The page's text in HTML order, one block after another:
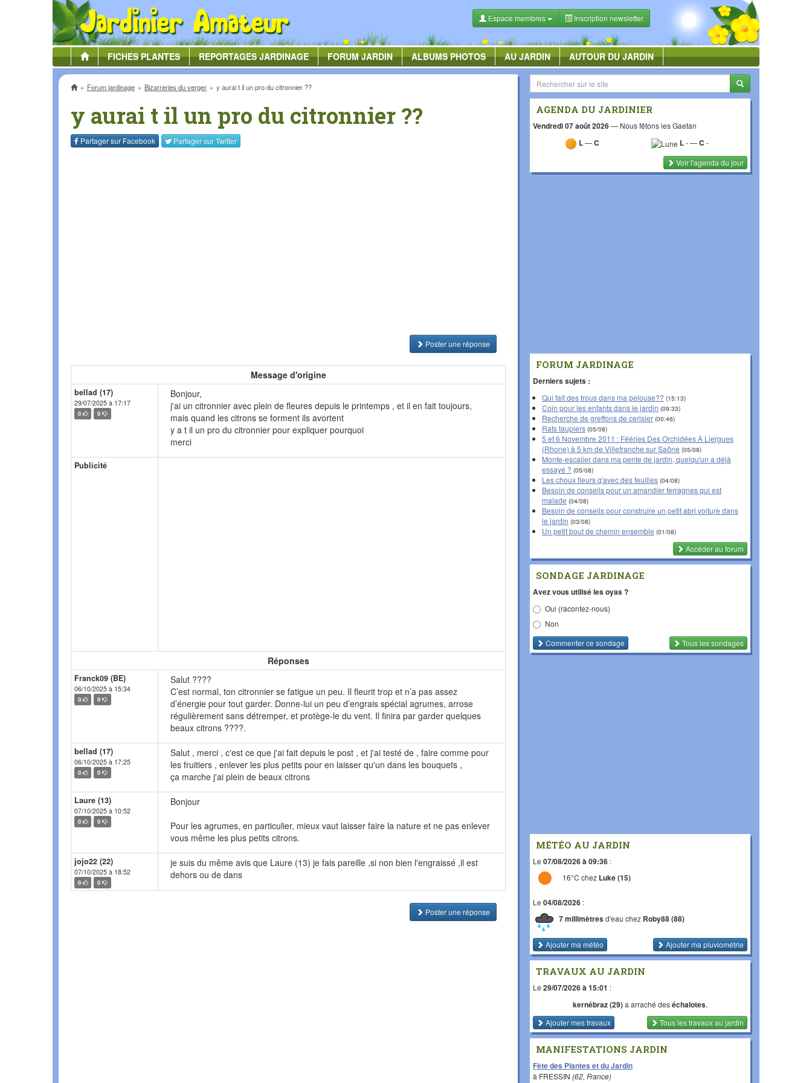
Espace membres Inscription newsletter
FICHESPLANTES REPORTAGESJARDINAGE FORUMJARDIN ALBUMSPHOTOS AU JARDIN AUTOUR DU JARDIN
AccueilForum jardinage Bizarreries du verger y aurai t il un pro du citronnier ??
y aurai t il un pro du citronnier ??
Partager sur Facebook Partager surTwitter
Poster une réponse
Message d'origine
bellad (17)
29/07/2025 à 17:17
0 0
Bonjour,
j'ai un citronnier avec plein de fleures depuis le printemps , et il en fait toujours,
mais quand les citrons se forment ils avortent
y a t il un pro du citronnier pour expliquer pourquoi
merci
Publicité
Réponses
Franck09 (BE)
06/10/2025 à 15:34
0 0
Salut ????
C’est normal, ton citronnier se fatigue un peu. Il fleurit trop et n’a pas assez
d’énergie pour tout garder. Donne-lui un peu d’engrais spécial agrumes, arrose
régulièrement sans détremper, et protège-le du vent. Il finira par garder quelques
beaux citrons ????.
bellad (17)
06/10/2025 à 17:25
0 0
Salut , merci , c'est ce que j'ai fait depuis le post , et j'ai testé de , faire comme pour
les fruitiers , enlever les plus petits pour en laisser qu'un dans les bouquets ,
ça marche j'ai plein de beaux citrons
Laure (13)
07/10/2025 à 10:52
0 0
Bonjour
Pour les agrumes, en particulier, mieux vaut laisser faire la nature et ne pas enlever
vous même les plus petits citrons.
jojo22 (22)
07/10/2025 à 18:52
0 0
je suis du même avis que Laure (13) je fais pareille ,si non bien l'engraissé ,il est
dehors ou de dans
Poster une réponse
AGENDA DU JARDINIER
Vendredi 07 août 2026— Nous fêtons les Gaetan
L—C L-—C-
Voir l'agenda du jour
FORUM JARDINAGE
Derniers sujets :
Qui fait des trous dans ma pelouse?? (15:13)
Coin pour les enfants dans le jardin (09:33)
Recherche de greffons de cerisier (00:46)
Rats taupiers (05/08)
5 et 6 Novembre 2011 : Fééries Des Orchidées À Liergues
(Rhone) à 5 km de Villefranche sur Saône (05/08)
Monte-escalier dans ma pente de jardin, quelqu'un a déjà
essayé ? (05/08)
Les choux fleurs q'avec des feuilles (04/08)
Besoin de conseils pour un amandier ferragnes qui est
malade (04/08)
Besoin de conseils pour construire un petit abri voiture dans
le jardin (03/08)
Un petit bout de chemin ensemble (01/08)
Accéder au forum
SONDAGE JARDINAGE
Avez vous utilisé les oyas ?
Oui (racontez-nous)
Non
Commenterce sondage Tous les sondages
MÉTÉO AU JARDIN
Le 07/08/2026 à 09:36 :
16°C chez Luke (15)
Le 04/08/2026 :
7 millimètresd'eau chez Roby88 (88)
Ajouter ma météo Ajouter ma pluviométrie
TRAVAUX AU JARDIN
Le 29/07/2026 à 15:01 :
kernébraz (29)a arraché deséchalotes.
Ajouter mes travaux
Tous les travauxau jardin
MANIFESTATIONS JARDIN
Fête des Plantes et du Jardin
à FRESSIN (62, France)